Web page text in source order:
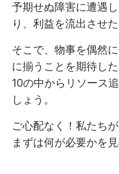
予期せぬ障害に遭遇
り、利益を流出させ
そこで、物事を偶然
に揃うことを期待し
10の中からリソース
しょう。
ご心配なく！私たち
まずは何が必要かを